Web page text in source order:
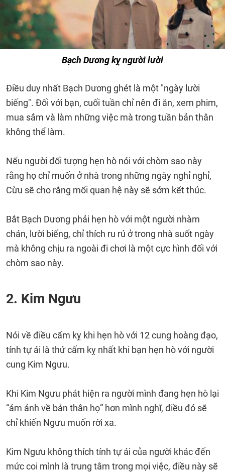
Bạch Dương kỵ người lười
Điều duy nhất Bạch Dương ghét là một "ngày lười
biếng". Đối với bạn, cuối tuần chỉ nên đi ăn, xem phim,
mua sắm và làm những việc mà trong tuần bản thân
không thể làm.
Nếu người đối tượng hẹn hò nói với chòm sao này
rằng họ chỉ muốn ở nhà trong những ngày nghỉ nghỉ,
Cừu sẽ cho rằng mối quan hệ này sẽ sớm kết thúc.
Bắt Bạch Dương phải hẹn hò với một người nhàm
chán, lười biếng, chỉ thích ru rú ở trong nhà suốt ngày
mà không chịu ra ngoài đi chơi là một cực hình đối với
chòm sao này.
2. Kim Ngưu
Nói về điều cấm kỵ khi hẹn hò với 12 cung hoàng đạo,
tính tự ái là thứ cấm kỵ nhất khi bạn hẹn hò với người
cung Kim Ngưu.
Khi Kim Ngưu phát hiện ra người mình đang hẹn hò lại
“ám ảnh về bản thân họ” hơn mình nghĩ, điều đó sẽ
chỉ khiến Ngưu muốn rời xa.
Kim Ngưu không thích tính tự ái của người khác đến
mức coi mình là trung tâm trong mọi việc, điều này sẽ